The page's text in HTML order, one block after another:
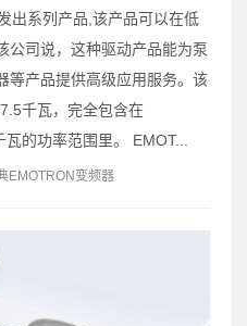
出系列产品,该产品可以在低
公司说，这种驱动产品能为泵
等产品提供高级应用服务。该
千瓦，完全包含在
的功率范围里。 EMOT...
EMOTRON变频器